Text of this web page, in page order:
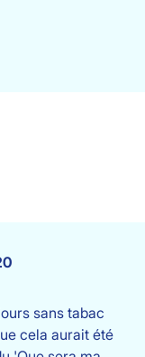
sans tabac
cela aurait été